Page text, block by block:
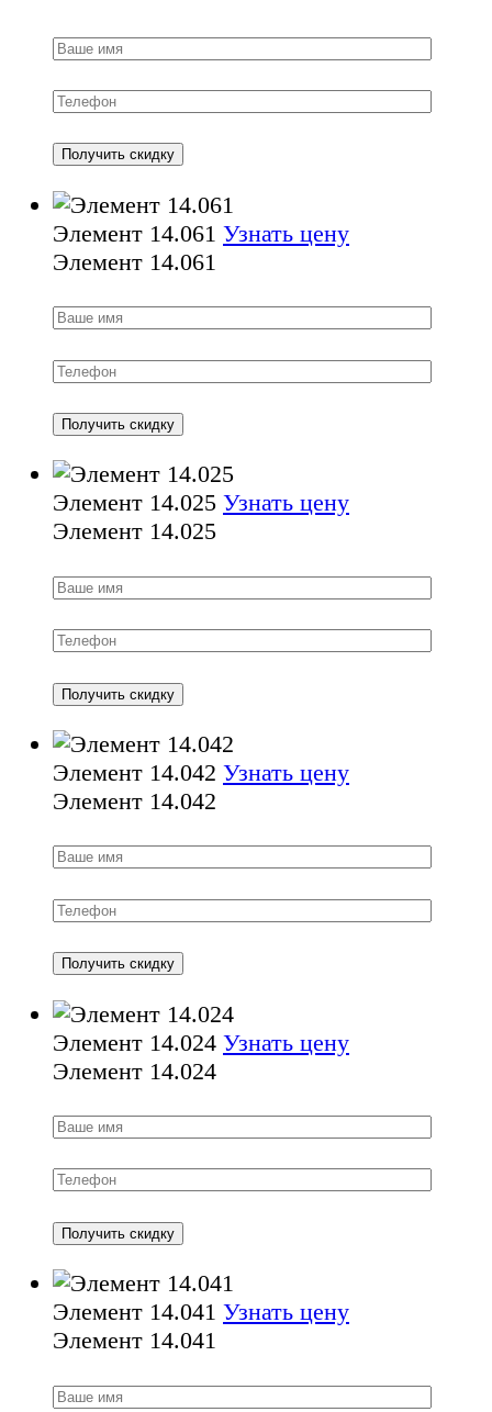
Элемент 14.061 Узнать цену
Элемент 14.061
Элемент 14.025 Узнать цену
Элемент 14.025
Элемент 14.042 Узнать цену
Элемент 14.042
Элемент 14.024 Узнать цену
Элемент 14.024
Элемент 14.041 Узнать цену
Элемент 14.041